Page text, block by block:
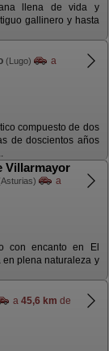
llena de vida y
gallinero y hasta
(Lugo)
a
compuesto de dos
de doscientos años
Villarmayor
a
con encanto en El
en plena naturaleza y
a 45,6 km de